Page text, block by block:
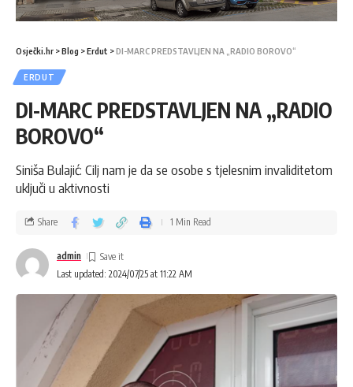
Osječki.hr >Blog >Erdut >DI-MARC PREDSTAVLJEN NA „RADIO BOROVO“
ERDUT
DI-MARC PREDSTAVLJEN NA „RADIO
BOROVO“
Siniša Bulajić: Cilj nam je da se osobe s tjelesnim invaliditetom
uključi u aktivnosti
Last updated: 2024/07/25 at 11:22 AM
admin
Share 1 Min Read